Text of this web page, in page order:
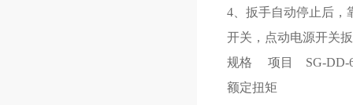
4、扳手自动停止后，
开关，点动电源开关
规格 项目 SG-DD-
额定扭矩